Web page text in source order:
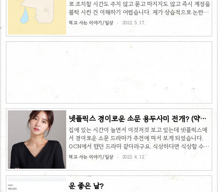
로 조치할 시간도 주지 않고 묻고 따지지도 않고 즉시 계정을
블럭 시킨 건 이해하기 어렵습니다. 제가 상습적으로 논란이
있을 법한 글을 게재한 것도 아니고 이번에 문제가 된 글도
섣부른 조치가 아니었나 싶습니다. 두 번의 이의제기를 하였
지만 프로세스상 철회가 불가능하다는 앵무새 같은 답변만
것 같습니다. 아예 접는다는 의미는 아니니 미넴 스킨 업데이
먹고 사는 이야기/일상 2022. 5. 17.
넷플릭스 경이로운 소문 용두사미 전개? (약스
포주의)
집에 있는 시간이 늘면서 이것저것 보고 있는데 넷플릭스에
서 경이로운 소문 드라마가 추천에 떠서 보게 되었습니다.
OCN에서 했던 드라마 같더라구요. 식상하다면 식상할 수
있는 저승사자 소재의 드라마라서 큰 기대는 안 했는데 나름
카운터라고 불리는 저승사자들이 주인공이었고 그 중에서도
'소문'이라는 이름을 가진 카운터가 가장 뛰어난 능력을 갖습
니다. 소문이 그 소문이 아니고 주인공 이름이었군요 ㅎ 우연
먹고 사는 이야기/일상 2022. 4. 12.
운 좋은 날?